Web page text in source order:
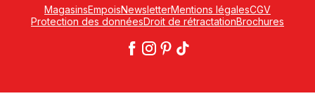
MagasinsEmpoisNewsletterMentions légalesCGV
Protection des donnéesDroit de rétractationBrochures